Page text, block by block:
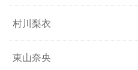
村川梨衣
東山奈央